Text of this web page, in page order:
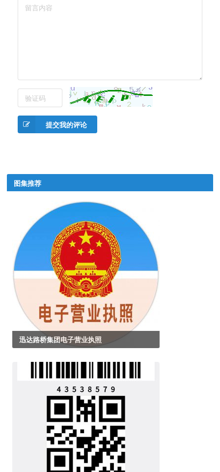
提交我的评论
图集推荐
迅达路桥集团电子营业执照